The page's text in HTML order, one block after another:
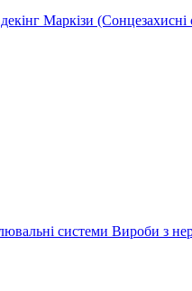
Маркізи (Сонцезахисні
системи Вироби з